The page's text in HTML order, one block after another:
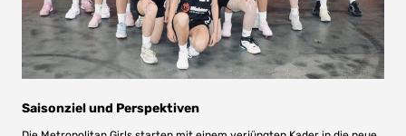
Saisonziel und Perspektiven